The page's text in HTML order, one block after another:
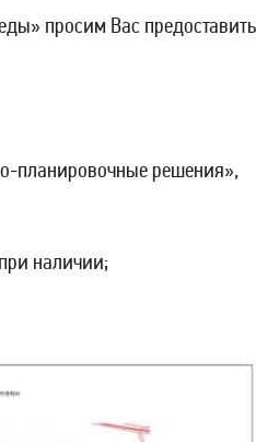
просим Вас
планировочные решения»,
наличии;